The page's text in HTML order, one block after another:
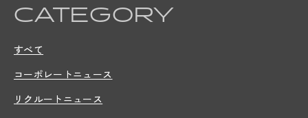
CATEGORY
すべて
コーポレートニュース
リクルートニュース